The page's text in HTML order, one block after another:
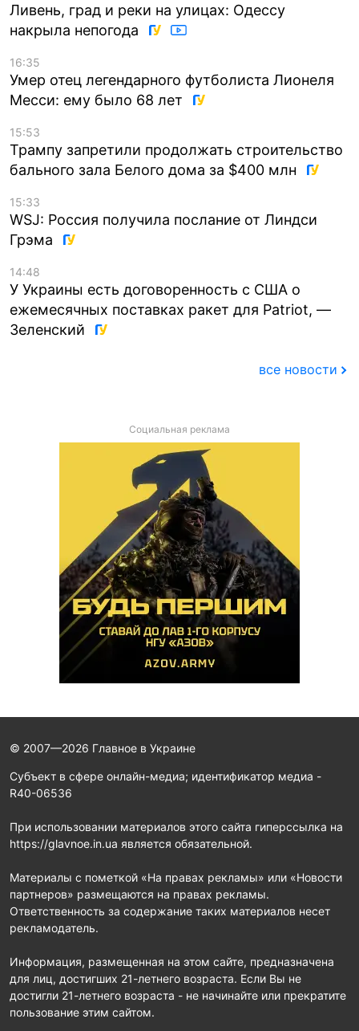
Ливень, град и реки на улицах: Одессу
накрыла непогода
16:35
Умер отец легендарного футболиста Лионеля
Месси: ему было 68 лет
15:53
Трампу запретили продолжать строительство
бального зала Белого дома за $400 млн
15:33
WSJ: Россия получила послание от Линдси
Грэма
14:48
У Украины есть договоренность с США о
ежемесячных поставках ракет для Patriot, —
Зеленский
все новости
Социальная реклама
© 2007—2026 Главное в Украине
Субъект в сфере онлайн-медиа; идентификатор медиа -
R40-06536
При использовании материалов этого сайта гиперссылка на
https://glavnoe.in.ua является обязательной.
Материалы с пометкой «На правах рекламы» или «Новости
партнеров» размещаются на правах рекламы.
Ответственность за содержание таких материалов несет
рекламодатель.
Информация, размещенная на этом сайте, предназначена
для лиц, достигших 21-летнего возраста. Если Вы не
достигли 21-летнего возраста - не начинайте или прекратите
пользование этим сайтом.